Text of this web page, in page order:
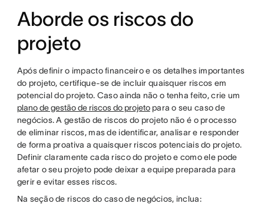
Aborde os riscos do
projeto
Após definir o impacto financeiro e os detalhes importantes
do projeto, certifique-se de incluir quaisquer riscos em
potencial do projeto. Caso ainda não o tenha feito, crie um
plano de gestão de riscos do projetopara o seu caso de
negócios. A gestão de riscos do projeto não é o processo
de eliminar riscos, mas de identificar, analisar e responder
de forma proativa a quaisquer riscos potenciais do projeto.
Definir claramente cada risco do projeto e como ele pode
afetar o seu projeto pode deixar a equipe preparada para
gerir e evitar esses riscos.
Na seção de riscos do caso de negócios, inclua: